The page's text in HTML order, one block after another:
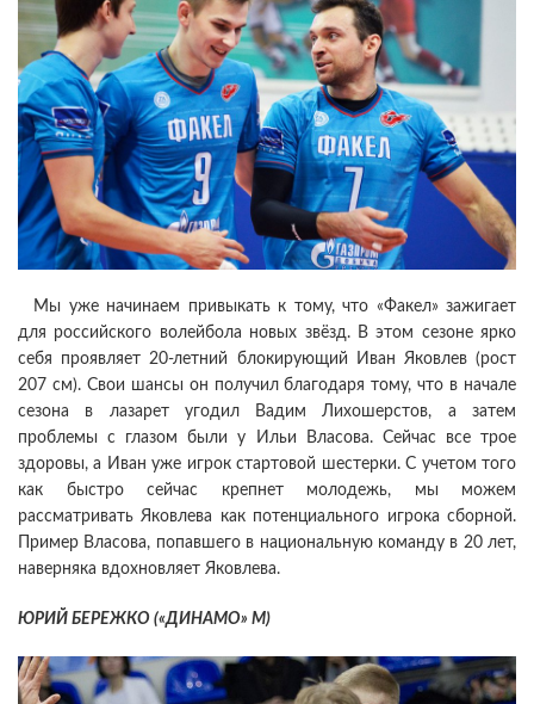
Мы уже начинаем привыкать к тому, что «Факел» зажигает
для российского волейбола новых звёзд. В этом сезоне ярко
себя проявляет 20-летний блокирующий Иван Яковлев (рост
207 см). Свои шансы он получил благодаря тому, что в начале
сезона в лазарет угодил Вадим Лихошерстов, а затем
проблемы с глазом были у Ильи Власова. Сейчас все трое
здоровы, а Иван уже игрок стартовой шестерки. С учетом того
как быстро сейчас крепнет молодежь, мы можем
рассматривать Яковлева как потенциального игрока сборной.
Пример Власова, попавшего в национальную команду в 20 лет,
наверняка вдохновляет Яковлева.
ЮРИЙ БЕРЕЖКО («ДИНАМО» М)